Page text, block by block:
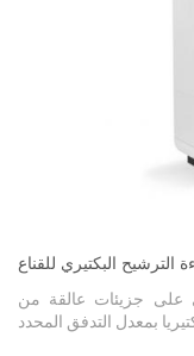
على جزيئات عالقة من